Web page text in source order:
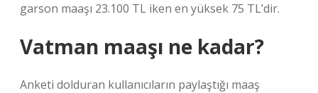
garson maaşı 23.100 TL iken en yüksek 75 TL’dir.
Vatman maaşı ne kadar?
Anketi dolduran kullanıcıların paylaştığı maaş